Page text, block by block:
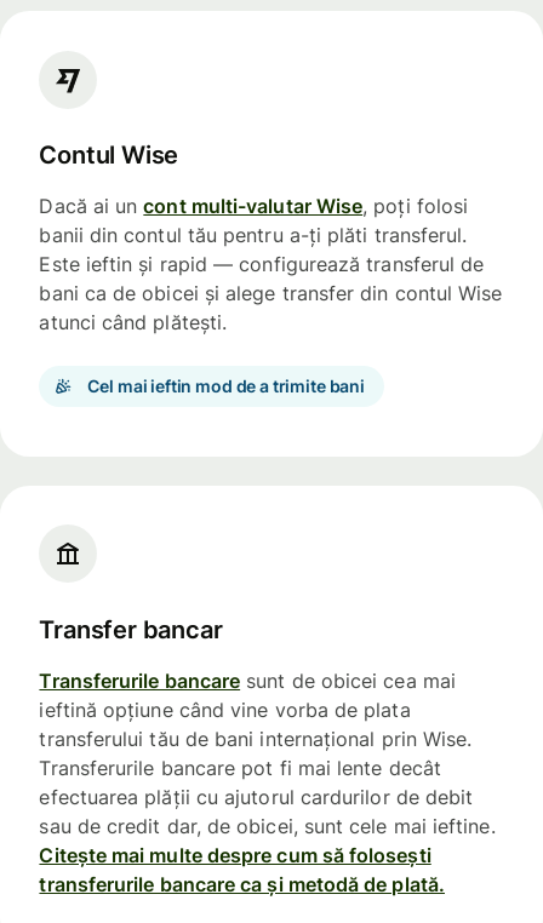
Contul Wise
Dacă ai uncont multi-valutar Wise, poți folosi
banii din contul tău pentru a-ți plăti transferul.
Este ieftin și rapid — configurează transferul de
bani ca de obicei și alege transfer din contul Wise
atunci când plătești.
Cel mai ieftin mod de a trimite bani
Transfer bancar
Transferurile bancare sunt de obicei cea mai
ieftină opțiune când vine vorba de plata
transferului tău de bani internațional prin Wise.
Transferurile bancare pot fi mai lente decât
efectuarea plății cu ajutorul cardurilor de debit
sau de credit dar, de obicei, sunt cele mai ieftine.
Citește mai multe despre cum să folosești
transferurile bancare ca și metodă de plată.